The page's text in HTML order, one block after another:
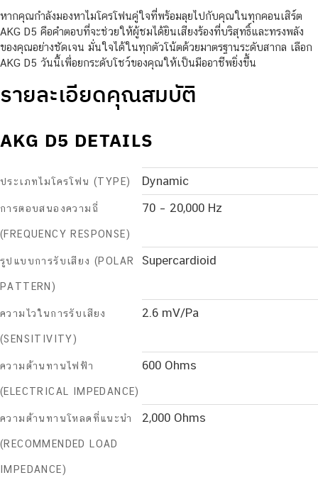
หากคุณกำลังมองหาไมโครโฟนคู่ใจที่พร้อมลุยไปกับคุณในทุกคอนเสิร์ต
AKG D5 คือคำตอบที่จะช่วยให้ผู้ชมได้ยินเสียงร้องที่บริสุทธิ์และทรงพลัง
ของคุณอย่างชัดเจน มั่นใจได้ในทุกตัวโน้ตด้วยมาตรฐานระดับสากล เลือก
AKG D5 วันนี้เพื่อยกระดับโชว์ของคุณให้เป็นมืออาชีพยิ่งขึ้น
รายละเอียดคุณสมบัติ
AKG D5 DETAILS
ประเภทไมโครโฟน (TYPE) Dynamic
การตอบสนองความถี่
(FREQUENCY RESPONSE)
70 – 20,000 Hz
รูปแบบการรับเสียง (POLAR
PATTERN)
Supercardioid
ความไวในการรับเสียง
(SENSITIVITY)
2.6 mV/Pa
ความต้านทานไฟฟ้า
(ELECTRICAL IMPEDANCE)
600 Ohms
ความต้านทานโหลดที่แนะนำ
(RECOMMENDED LOAD
IMPEDANCE)
2,000 Ohms